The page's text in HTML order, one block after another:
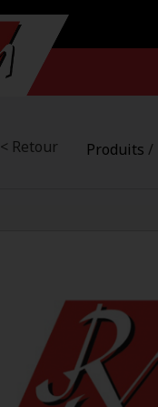
< Retour Produits /